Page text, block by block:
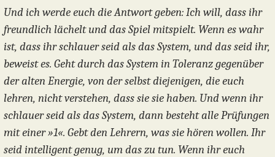
Und ich werde euch die Antwort geben: Ich will, dass ihr
freundlich lächelt und das Spiel mitspielt. Wenn es wahr
ist, dass ihr schlauer seid als das System, und das seid ihr,
beweist es. Geht durch das System in Toleranz gegenüber
der alten Energie, von der selbst diejenigen, die euch
lehren, nicht verstehen, dass sie sie haben. Und wenn ihr
schlauer seid als das System, dann besteht alle Prüfungen
mit einer »1«. Gebt den Lehrern, was sie hören wollen. Ihr
seid intelligent genug, um das zu tun. Wenn ihr euch